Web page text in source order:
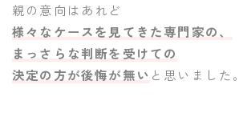
親の意向はあれど
様々なケースを見てきた専門家の、
まっさらな判断を受けての
決定の方が後悔が無い と思いました。